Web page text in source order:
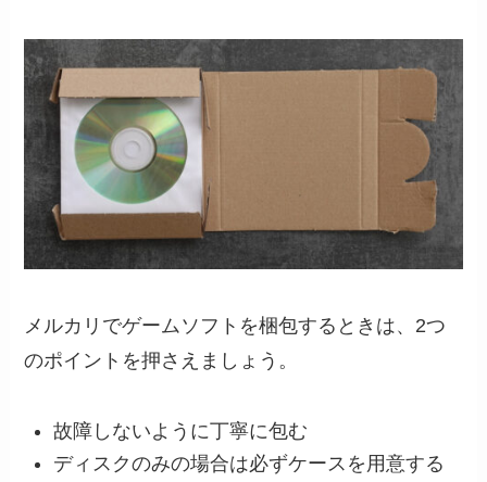
メルカリでゲームソフトを梱包するときは、2つ
のポイントを押さえましょう。
故障しないように丁寧に包む
ディスクのみの場合は必ずケースを用意する